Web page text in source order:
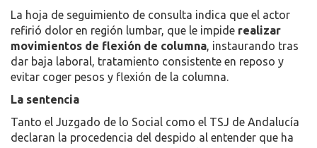
La hoja de seguimiento de consulta indica que el actor
refirió dolor en región lumbar, que le impide realizar
movimientos de flexión de columna, instaurando tras
dar baja laboral, tratamiento consistente en reposo y
evitar coger pesos y flexión de la columna.
La sentencia
Tanto el Juzgado de lo Social como el TSJ de Andalucía
declaran la procedencia del despido al entender que ha